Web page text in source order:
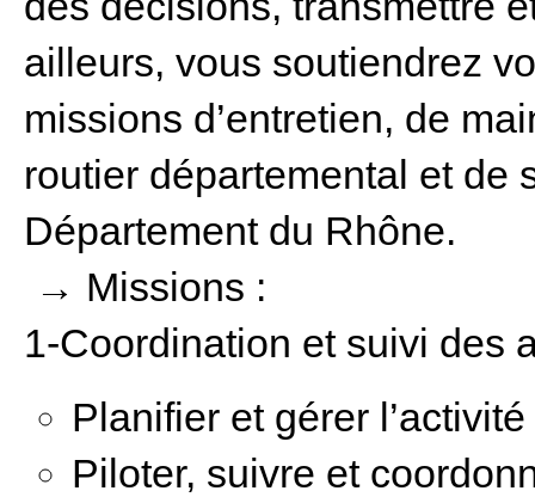
ailleurs, vous soutiendrez
missions d’entretien, de
routier départemental et de
Département du Rhône.
→ Missions :
1-Coordination et suivi des
Planifier et gérer l’activité
Piloter, suivre et